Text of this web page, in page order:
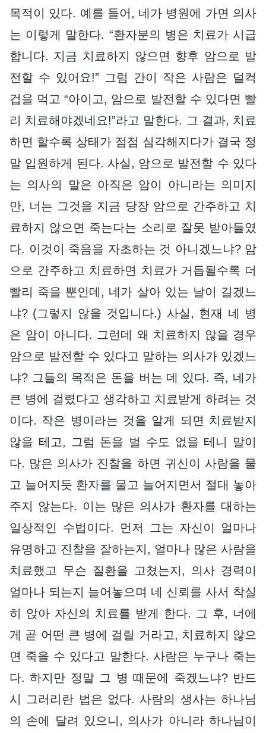
목적이 있다. 예를 들어, 네가 병원에 가면 의사
는 이렇게 말한다. “환자분의 병은 치료가 시급
합니다. 지금 치료하지 않으면 향후 암으로 발
전할 수 있어요!” 그럼 간이 작은 사람은 덜컥
겁을 먹고 “아이고, 암으로 발전할 수 있다면 빨
리 치료해야겠네요!”라고 말한다. 그 결과, 치료
하면 할수록 상태가 점점 심각해지다가 결국 정
말 입원하게 된다. 사실, 암으로 발전할 수 있다
는 의사의 말은 아직은 암이 아니라는 의미지
만, 너는 그것을 지금 당장 암으로 간주하고 치
료하지 않으면 죽는다는 소리로 잘못 받아들였
다. 이것이 죽음을 자초하는 것 아니겠느냐? 암
으로 간주하고 치료하면 치료가 거듭될수록 더
빨리 죽을 뿐인데, 네가 살아 있는 날이 길겠느
냐? (그렇지 않을 것입니다.) 사실, 현재 네 병
은 암이 아니다. 그런데 왜 치료하지 않을 경우
암으로 발전할 수 있다고 말하는 의사가 있겠느
냐? 그들의 목적은 돈을 버는 데 있다. 즉, 네가
큰 병에 걸렸다고 생각하고 치료받게 하려는 것
이다. 작은 병이라는 것을 알게 되면 치료받지
않을 테고, 그럼 돈을 벌 수도 없을 테니 말이
다. 많은 의사가 진찰을 하면 귀신이 사람을 물
고 늘어지듯 환자를 물고 늘어지면서 절대 놓아
주지 않는다. 이는 많은 의사가 환자를 대하는
일상적인 수법이다. 먼저 그는 자신이 얼마나
유명하고 진찰을 잘하는지, 얼마나 많은 사람을
치료했고 무슨 질환을 고쳤는지, 의사 경력이
얼마나 되는지 늘어놓으며 네 신뢰를 사서 착실
히 앉아 자신의 치료를 받게 한다. 그 후, 너에
게 곧 어떤 큰 병에 걸릴 거라고, 치료하지 않으
면 죽을 수 있다고 말한다. 사람은 누구나 죽는
다. 하지만 정말 그 병 때문에 죽겠느냐? 반드
시 그러리란 법은 없다. 사람의 생사는 하나님
의 손에 달려 있으니, 의사가 아니라 하나님이